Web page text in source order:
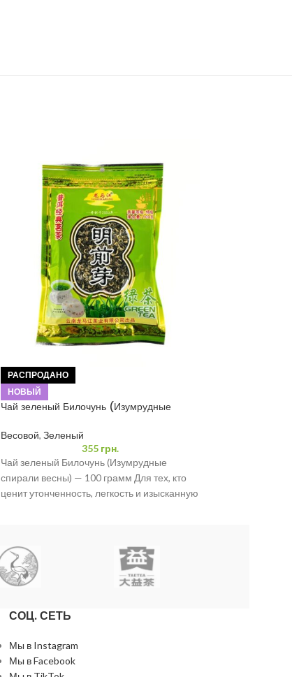
РАСПРОДАНО
НОВЫЙ
Чай зеленый Билочунь (Изумрудные
Весовой, Зеленый
355грн.
Чай зеленый Билочунь (Изумрудные
спирали весны) — 100 грамм Для тех, кто
ценит утонченность, легкость и изысканную
СОЦ. СЕТЬ
Мы в Instagram
Мы в Facebook